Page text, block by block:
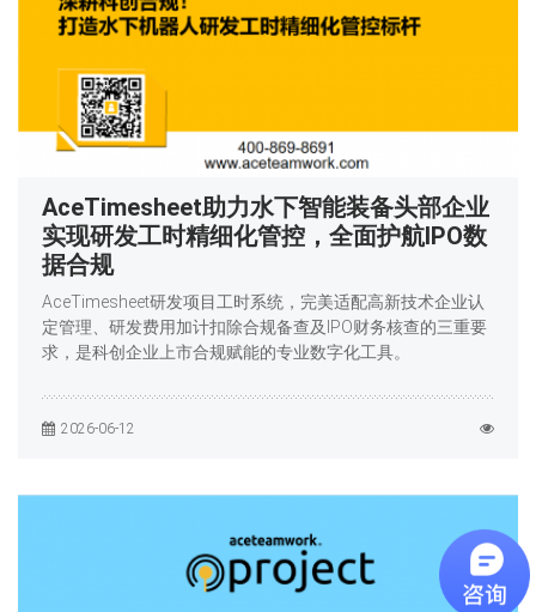
AceTimesheet助力水下智能装备头部企业
实现研发工时精细化管控，全面护航IPO数
据合规
AceTimesheet研发项目工时系统，完美适配高新技术企业认
定管理、研发费用加计扣除合规备查及IPO财务核查的三重要
求，是科创企业上市合规赋能的专业数字化工具。
2026-06-12